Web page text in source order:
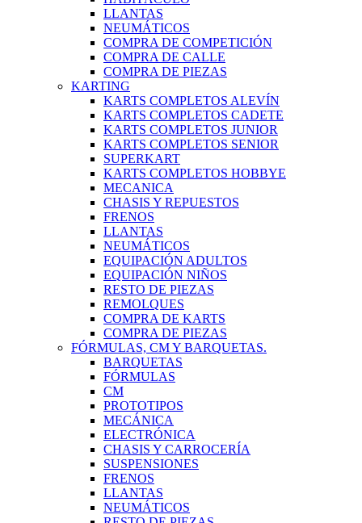
LLANTAS
NEUMÁTICOS
COMPRA DE COMPETICIÓN
COMPRA DE CALLE
COMPRA DE PIEZAS
KARTING
KARTS COMPLETOS ALEVÍN
KARTS COMPLETOS CADETE
KARTS COMPLETOS JUNIOR
KARTS COMPLETOS SENIOR
SUPERKART
KARTS COMPLETOS HOBBYE
MECANICA
CHASIS Y REPUESTOS
FRENOS
LLANTAS
NEUMÁTICOS
EQUIPACIÓN ADULTOS
EQUIPACIÓN NIÑOS
RESTO DE PIEZAS
REMOLQUES
COMPRA DE KARTS
COMPRA DE PIEZAS
FÓRMULAS, CM Y BARQUETAS.
BARQUETAS
FÓRMULAS
CM
PROTOTIPOS
MECÁNICA
ELECTRÓNICA
CHASIS Y CARROCERÍA
SUSPENSIONES
FRENOS
LLANTAS
NEUMÁTICOS